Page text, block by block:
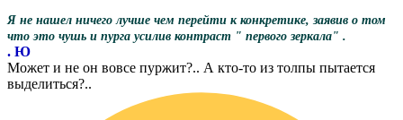
Я не нашел ничего лучше чем перейти к конкретике, заявив о том
что это чушь и пурга усилив контраст " первого зеркала" .
. Ю
Может и не он вовсе пуржит?.. А кто-то из толпы пытается
выделиться?..